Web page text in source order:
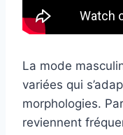
La mode
variées qui
morphologies.
reviennent